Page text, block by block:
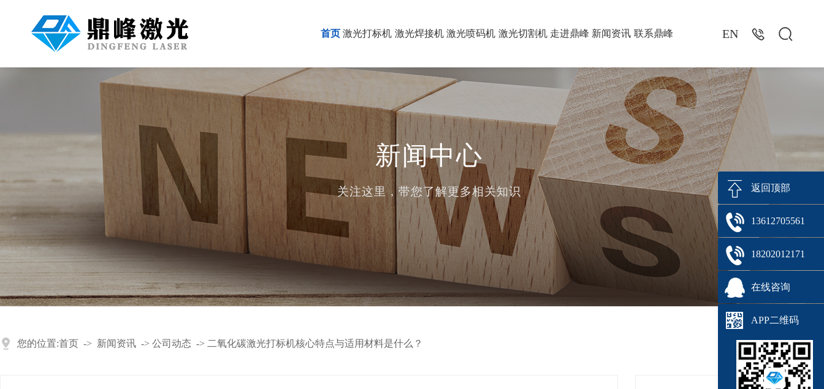
首页 激光打标机 激光焊接机 激光喷码机 激光切割机 走进鼎峰 新闻资讯 联系鼎峰 EN  
新闻中心
关注这里，带您了解更多相关知识
您的位置:首页 -> 新闻资讯 -> 公司动态 -> 二氧化碳激光打标机核心特点与适用材料是什么？
返回顶部
13612705561
18202012171
在线咨询
APP二维码